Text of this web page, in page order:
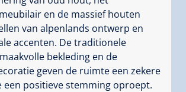
en de massief houten
van alpenlands ontwerp en
accenten. De traditionele
bekleding en de
geven de ruimte een zekere
een positieve stemming oproept.